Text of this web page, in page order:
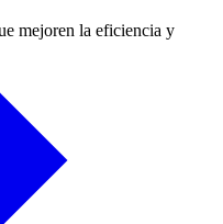
mejoren la eficiencia y